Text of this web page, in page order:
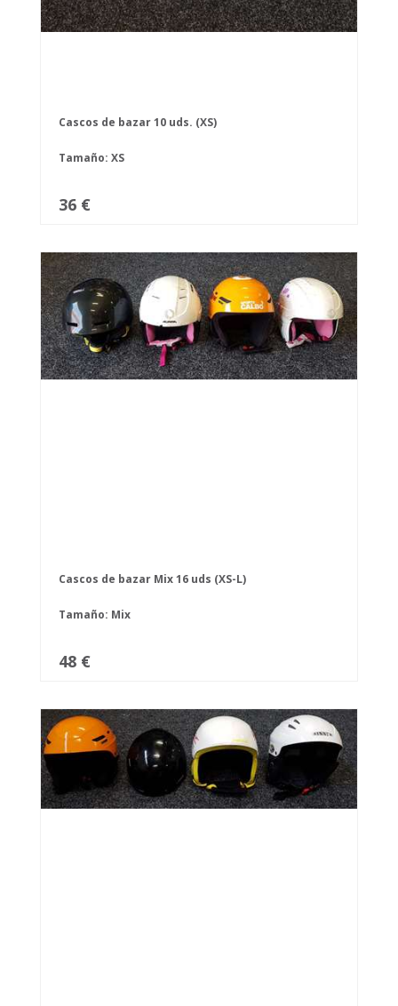
Cascos de bazar 10 uds. (XS)
Tamaño: XS
36 €
Cascos de bazar Mix 16 uds (XS-L)
Tamaño: Mix
48 €